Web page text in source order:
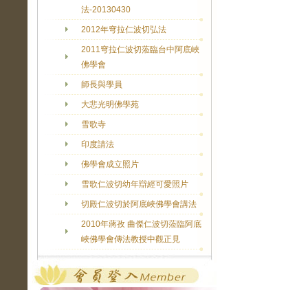
法-20130430
2012年穹拉仁波切弘法
2011穹拉仁波切蒞臨台中阿底峽
佛學會
師長與學員
大悲光明佛學苑
雪歌寺
印度請法
佛學會成立照片
雪歌仁波切幼年辯經可愛照片
切殿仁波切於阿底峽佛學會講法
2010年蔣孜 曲傑仁波切蒞臨阿底
峽佛學會傳法教授中觀正見